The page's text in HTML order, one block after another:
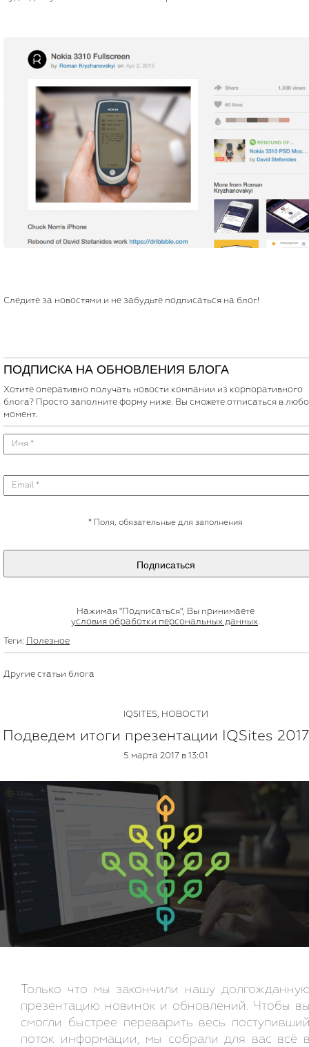
Следите за новостями и не забудьте подписаться на блог!
ПОДПИСКА НА ОБНОВЛЕНИЯ БЛОГА
Хотите оперативно получать новости компании из корпоративного
блога? Просто заполните форму ниже. Вы сможете отписаться в
момент.
* Поля, обязательные для заполнения
Подписаться
Нажимая "Подписаться", Вы принимаете
условия обработки персональных данных.
Теги: Полезное
Другие статьи блога
IQSITES, НОВОСТИ
Подведем итоги презентации IQSites
5 марта 2017 в 13:01
Только что мы закончили нашу
презентацию новинок и обновлений. Чтобы
смогли быстрее переварить весь
поток информации, мы собрали для вас всё